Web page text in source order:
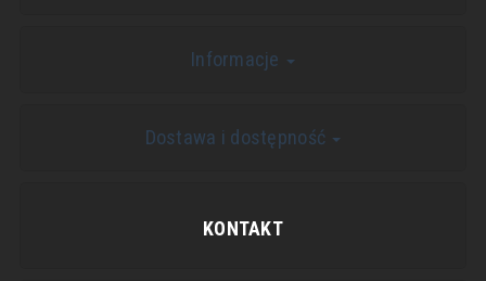
Informacje
Dostawa i dostępność
KONTAKT